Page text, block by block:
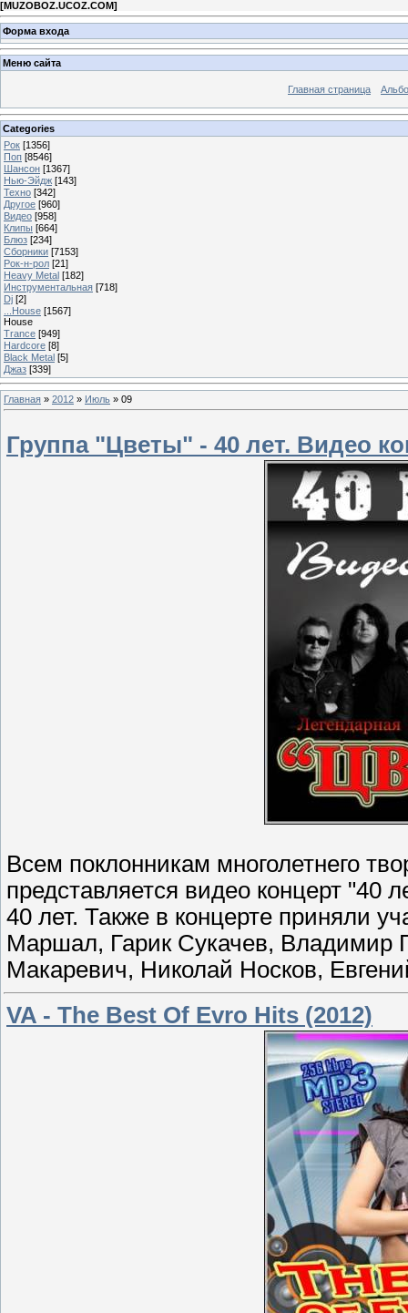
[MUZOBOZ.UCOZ.COM]
Форма входа
Меню сайта
Главная страница
Categories
Рок [1356]
Поп [8546]
Шансон [1367]
Нью-Эйдж [143]
Техно [342]
Другое [960]
Видео [958]
Клипы [664]
Блюз [234]
Сборники [7153]
Рок-н-рол [21]
Heavy Metal [182]
Инструментальная [718]
Dj [2]
...House [1567]
House
Trance [949]
Hardcore [8]
Black Metal [5]
Джаз [339]
Главная » 2012 » Июль » 09
Группа "Цветы" - 40 лет. Видео
Всем поклонникам многолетнего
представляется видео концерт "40
40 лет. Также в концерте приняли
Маршал, Гарик Сукачев, Владимир
Макаревич, Николай Носков,
VA - The Best Of Evro Hits (2012)